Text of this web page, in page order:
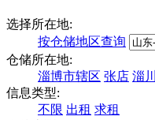
选择所在地:
按仓储地区查询
仓储所在地:
淄博市辖区 张店 淄川
信息类型:
不限 出租 求租